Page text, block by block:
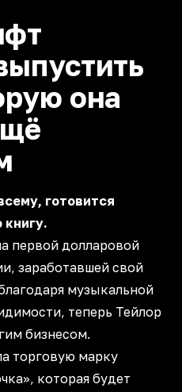
она
готовится
первой долларовой
заработавшей свой
музыкальной
теперь Тейлор
бизнесом.
торговую марку
которая будет